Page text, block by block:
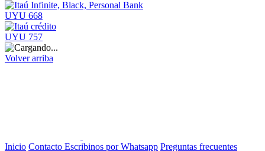
UYU 668
UYU 757
Volver arriba
Inicio Contacto Escribinos por Whatsapp Preguntas frecuentes